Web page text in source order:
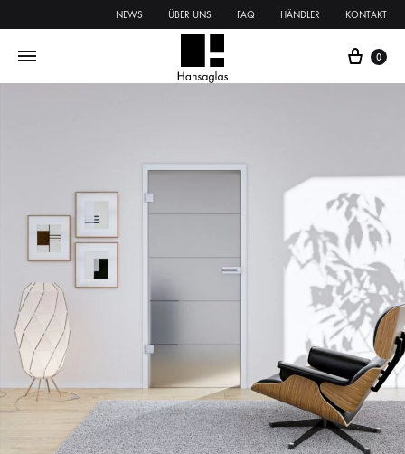
NEWS ÜBER UNS FAQ HÄNDLER KONTAKT
0